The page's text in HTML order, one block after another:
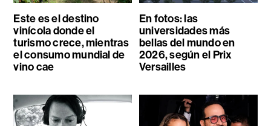
Este es el destino
vinícola donde el
turismo crece, mientras
el consumo mundial de
vino cae
En fotos: las
universidades más
bellas del mundo en
2026, según el Prix
Versailles